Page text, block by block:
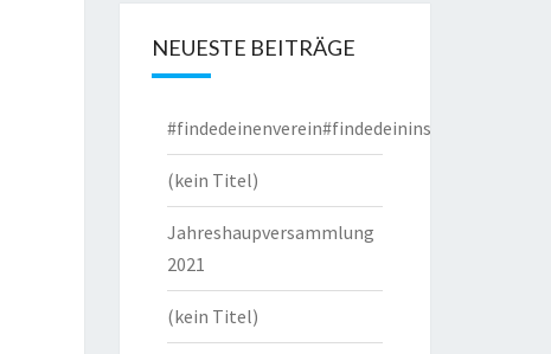
NEUESTE BEITRÄGE
#findedeinenverein#findedeininstrument
(kein Titel)
Jahreshaupversammlung
2021
(kein Titel)